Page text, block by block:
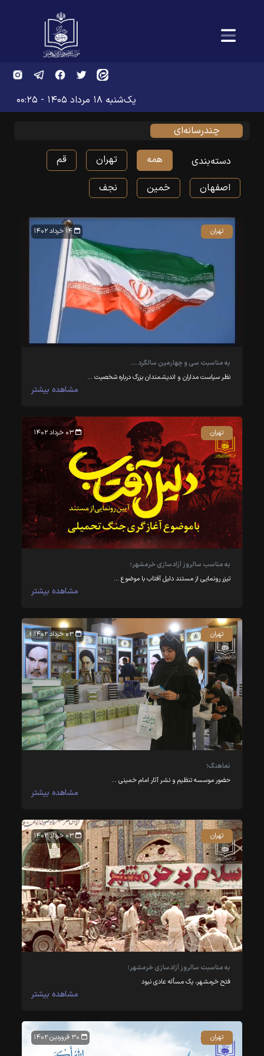
یک‌شنبه ۱۸ مرداد ۱۴۰۵ - ۰۰:۲۵
چند‌رسانه‌‌ای
دسته‌بندی همه تهران
قم
اصفهان
خمین نجف
به مناسبت سی و چهارمین سالگرد …
نظر سیاست مداران و اندیشمندان بزرگ درباره شخصیت …
مشاهده بیشتر
۱۴ خرداد ۱۴۰۲ تهران
به مناسب سالروز آزادسازی خرمشهر؛
تیزر رونمایی از مستند دلیل آفتاب با موضوع …
مشاهده بیشتر
۰۳ خرداد ۱۴۰۲ تهران
نماهنگ؛
حضور موسسه تنظیم و نشر آثار امام خمینی …
مشاهده بیشتر
۰۳ خرداد ۱۴۰۲ تهران
به مناسبت سالروز آزادسازی خرمشهر؛
فتح خرمشهر، یک مسأله عادی نبود
مشاهده بیشتر
۰۳ خرداد ۱۴۰۲ تهران
۳۰ فروردین ۱۴۰۲ تهران